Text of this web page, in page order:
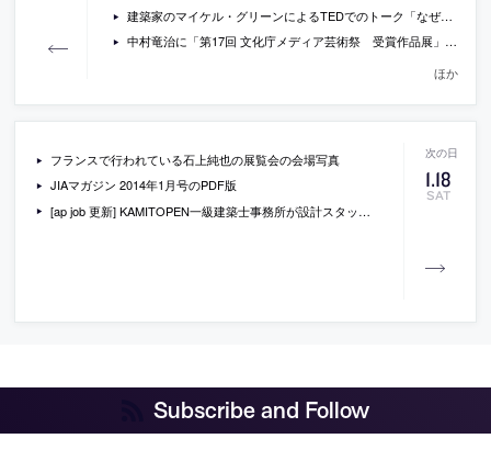
建築家のマイケル・グリーンによるTEDでのトーク「なぜ木材を使って高層ビルを建てるべきなのか」の動画(日本語版)
中村竜治に「第17回 文化庁メディア芸術祭 受賞作品展」の会場構成について聞いているインタビュー
ほか
1.18
SAT
フランスで行われている石上純也の展覧会の会場写真
JIAマガジン 2014年1月号のPDF版
[ap job 更新] KAMITOPEN一級建築士事務所が設計スタッフ・オープンデスクを募集中
Subscribe and Follow